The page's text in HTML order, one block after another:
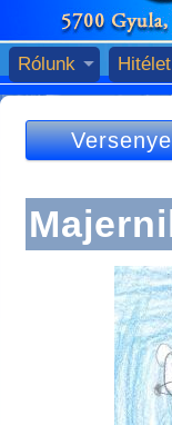
Rólunk Hitélet